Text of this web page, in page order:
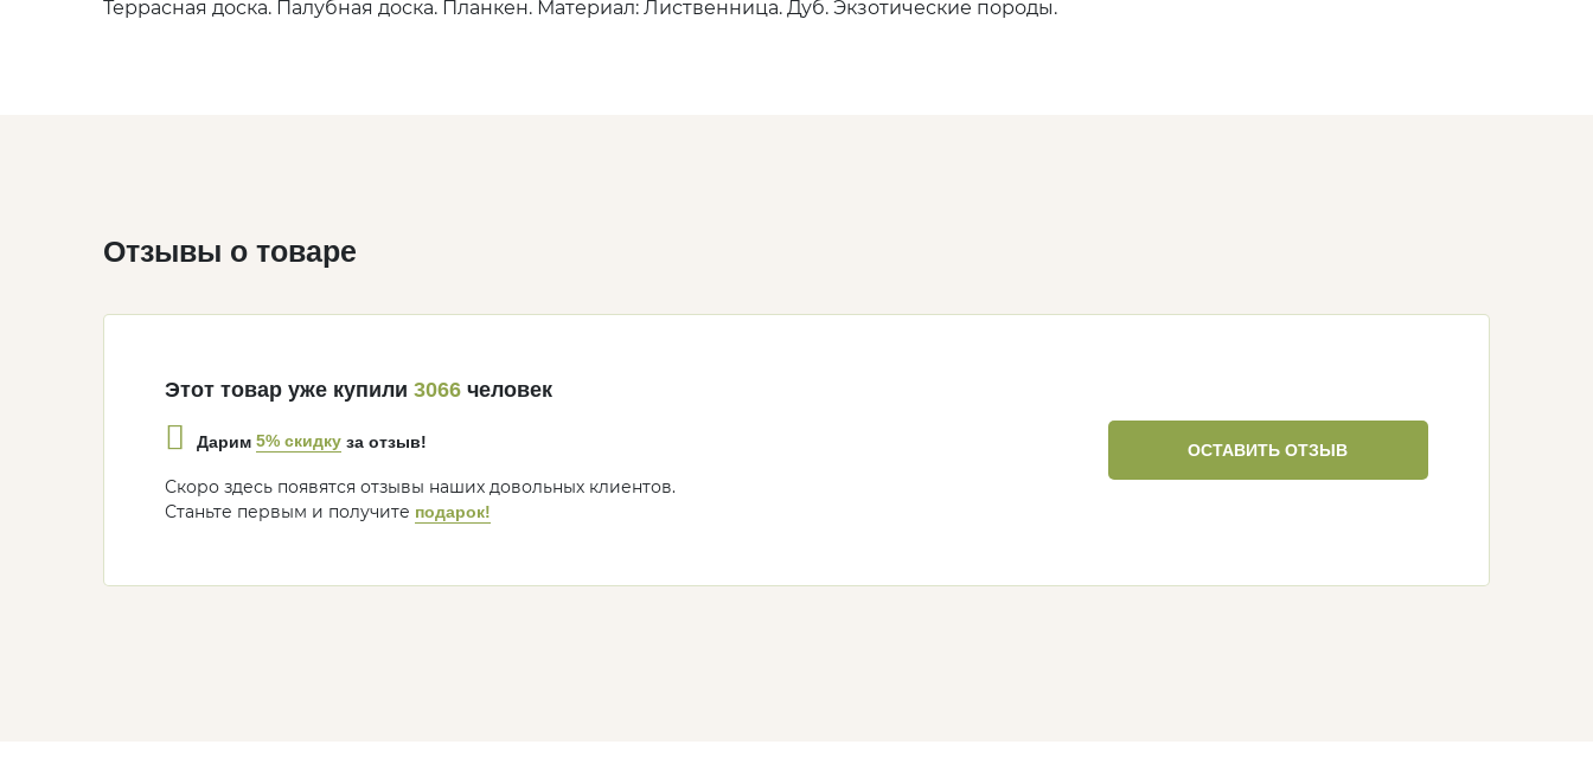
Террасная доска. Палубная доска. Планкен. Материал: Лиственница. Дуб. Экзотические породы.
Отзывы о товаре
Этот товар уже купили3066 человек
Дарим 5% скидку за отзыв!
Скоро здесь появятся отзывы наших довольных клиентов.
Станьте первым и получите подарок!
ОСТАВИТЬ ОТЗЫВ